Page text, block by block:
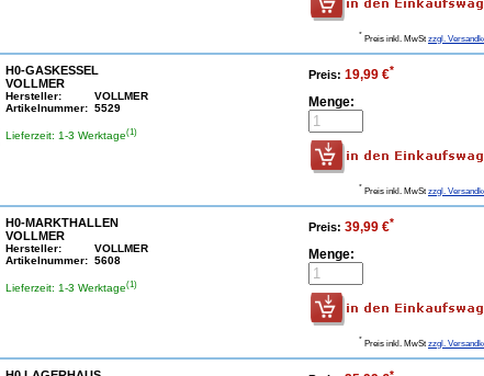
* Preis inkl. MwSt zzgl.
H0-GASKESSEL
VOLLMER
Hersteller:
VOLLMER
Artikelnummer: 5529
Lieferzeit: 1-3 Werktage(1)
Preis: 19,99 €*
Menge:
* Preis inkl. MwSt zzgl.
H0-MARKTHALLEN
VOLLMER
Hersteller:
VOLLMER
Artikelnummer: 5608
Lieferzeit: 1-3 Werktage(1)
Preis: 39,99 €*
Menge:
* Preis inkl. MwSt zzgl.